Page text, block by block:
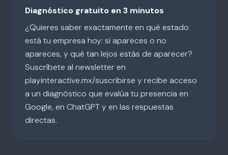
Diagnóstico gratuito en 3 minutos
¿Quieres saber exactamente en qué estado
está tu empresa hoy: si apareces o no
apareces, y qué tan lejos estás de aparecer?
Suscríbete al newsletter en
playinteractive.mx/suscribirse y recibe acceso
a un diagnóstico que evalúa tu presencia en
Google, en ChatGPT y en las respuestas
directas.